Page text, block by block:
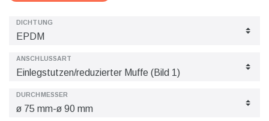
DICHTUNG
ANSCHLUSSART
DURCHMESSER